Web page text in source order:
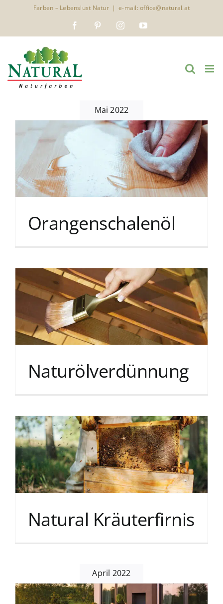
Farben – Lebenslust Natur | e-mail: office@natural.at
FacebookPinterestInstagramYouTube
Mai 2022
Orangenschalenöl
Naturölverdünnung
Natural Kräuterfirnis
April 2022